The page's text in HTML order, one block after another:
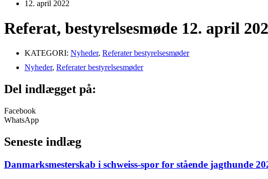
12. april 2022
Referat, bestyrelsesmøde 12. april
KATEGORI: Nyheder, Referater bestyrelsesmøder
Nyheder, Referater bestyrelsesmøder
Del indlægget på:
Facebook
WhatsApp
Seneste indlæg
Danmarksmesterskab i schweiss-spor for stående jagthunde